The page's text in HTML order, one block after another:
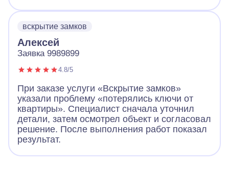
вскрытие замков
Алексей
Заявка 9989899
4.8/5
При заказе услуги «Вскрытие замков»
указали проблему «потерялись ключи от
квартиры». Специалист сначала уточнил
детали, затем осмотрел объект и согласовал
решение. После выполнения работ показал
результат.